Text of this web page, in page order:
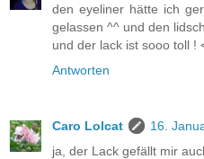
den eyeliner hätte ich
gelassen ^^ und den
und der lack ist sooo toll !
Antworten
Caro Lolcat
16.
ja, der Lack gefällt mir